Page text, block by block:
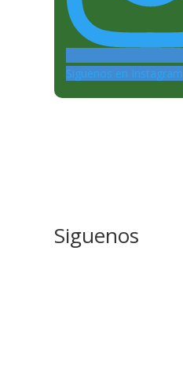
Siguenos en Instagram
Siguenos